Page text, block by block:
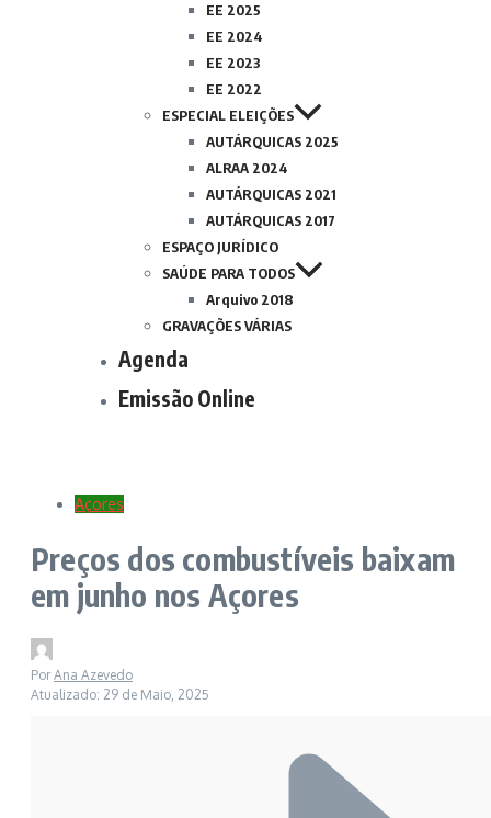
EE 2025
EE 2024
EE 2023
EE 2022
ESPECIAL ELEIÇÕES
AUTÁRQUICAS 2025
ALRAA 2024
AUTÁRQUICAS 2021
AUTÁRQUICAS 2017
ESPAÇO JURÍDICO
SAÚDE PARA TODOS
Arquivo 2018
GRAVAÇÕES VÁRIAS
Agenda
Emissão Online
Açores
Preços dos combustíveis baixam
em junho nos Açores
PorAna Azevedo
Atualizado: 29 de Maio, 2025